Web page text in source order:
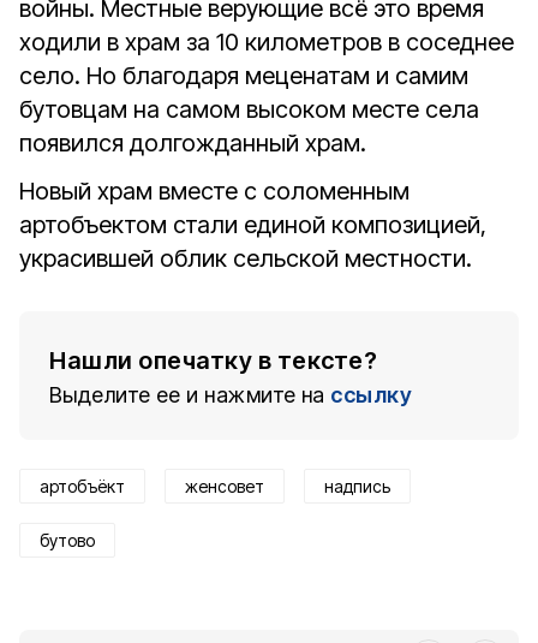
войны. Местные верующие всё это время
ходили в храм за 10 километров в соседнее
село. Но благодаря меценатам и самим
бутовцам на самом высоком месте села
появился долгожданный храм.
Новый храм вместе с соломенным
артобъектом стали единой композицией,
украсившей облик сельской местности.
Нашли опечатку в тексте?
Выделите ее и нажмите на ссылку
артобъёкт женсовет надпись
бутово